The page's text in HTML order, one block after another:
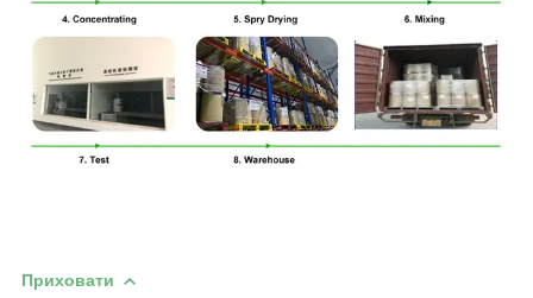
Приховати